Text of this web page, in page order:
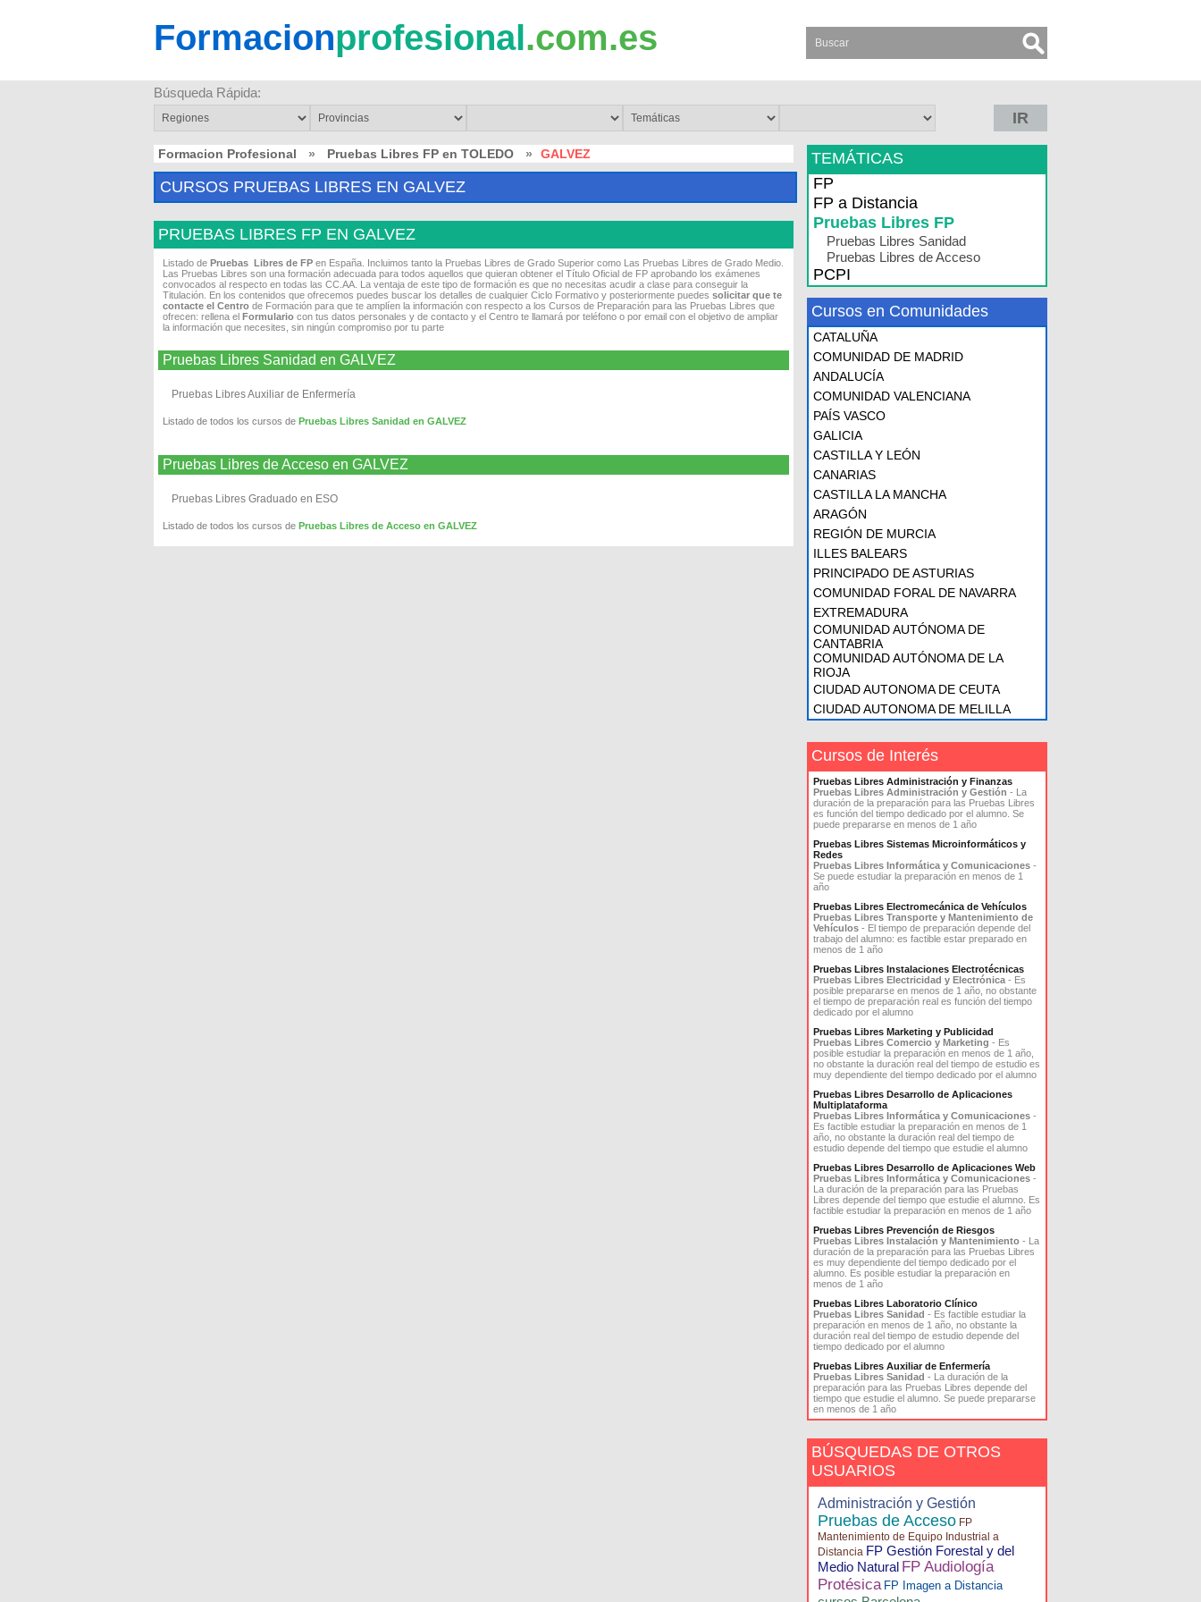
Formacionprofesional.com.es
Búsqueda Rápida:
IR
Formacion Profesional » Pruebas Libres FP en TOLEDO » GALVEZ
CURSOS PRUEBAS LIBRES EN GALVEZ
PRUEBAS LIBRES FP EN GALVEZ
Listado de Pruebas Libres de FP en España. Incluimos tanto la Pruebas Libres de Grado Superior como Las Pruebas Libres de Grado Medio.
Las Pruebas Libres son una formación adecuada para todos aquellos que quieran obtener el Título Oficial de FP aprobando los exámenes
convocados al respecto en todas las CC.AA. La ventaja de este tipo de formación es que no necesitas acudir a clase para conseguir la
Titulación. En los contenidos que ofrecemos puedes buscar los detalles de cualquier Ciclo Formativo y posteriormente puedes solicitar que te
contacte el Centro de Formación para que te amplíen la información con respecto a los Cursos de Preparación para las Pruebas Libres que
ofrecen: rellena el Formulario con tus datos personales y de contacto y el Centro te llamará por teléfono o por email con el objetivo de ampliar
la información que necesites, sin ningún compromiso por tu parte
Pruebas Libres Sanidad en GALVEZ
Pruebas Libres Auxiliar de Enfermería
Listado de todos los cursos de Pruebas Libres Sanidad en GALVEZ
Pruebas Libres de Acceso en GALVEZ
Pruebas Libres Graduado en ESO
Listado de todos los cursos de Pruebas Libres de Acceso en GALVEZ
TEMÁTICAS
FP
FP a Distancia
Pruebas Libres FP
Pruebas Libres Sanidad
Pruebas Libres de Acceso
PCPI
Cursos en Comunidades
CATALUÑA
COMUNIDAD DE MADRID
ANDALUCÍA
COMUNIDAD VALENCIANA
PAÍS VASCO
GALICIA
CASTILLA Y LEÓN
CANARIAS
CASTILLA LA MANCHA
ARAGÓN
REGIÓN DE MURCIA
ILLES BALEARS
PRINCIPADO DE ASTURIAS
COMUNIDAD FORAL DE NAVARRA
EXTREMADURA
COMUNIDAD AUTÓNOMA DE
CANTABRIA
COMUNIDAD AUTÓNOMA DE LA
RIOJA
CIUDAD AUTONOMA DE CEUTA
CIUDAD AUTONOMA DE MELILLA
Cursos de Interés
Pruebas Libres Administración y Finanzas
Pruebas Libres Administración y Gestión - La
duración de la preparación para las Pruebas Libres
es función del tiempo dedicado por el alumno. Se
puede prepararse en menos de 1 año
Pruebas Libres Sistemas Microinformáticos y
Redes
Pruebas Libres Informática y Comunicaciones -
Se puede estudiar la preparación en menos de 1
año
Pruebas Libres Electromecánica de Vehículos
Pruebas Libres Transporte y Mantenimiento de
Vehículos - El tiempo de preparación depende del
trabajo del alumno: es factible estar preparado en
menos de 1 año
Pruebas Libres Instalaciones Electrotécnicas
Pruebas Libres Electricidad y Electrónica - Es
posible prepararse en menos de 1 año, no obstante
el tiempo de preparación real es función del tiempo
dedicado por el alumno
Pruebas Libres Marketing y Publicidad
Pruebas Libres Comercio y Marketing - Es
posible estudiar la preparación en menos de 1 año,
no obstante la duración real del tiempo de estudio es
muy dependiente del tiempo dedicado por el alumno
Pruebas Libres Desarrollo de Aplicaciones
Multiplataforma
Pruebas Libres Informática y Comunicaciones -
Es factible estudiar la preparación en menos de 1
año, no obstante la duración real del tiempo de
estudio depende del tiempo que estudie el alumno
Pruebas Libres Desarrollo de Aplicaciones Web
Pruebas Libres Informática y Comunicaciones -
La duración de la preparación para las Pruebas
Libres depende del tiempo que estudie el alumno. Es
factible estudiar la preparación en menos de 1 año
Pruebas Libres Prevención de Riesgos
Pruebas Libres Instalación y Mantenimiento - La
duración de la preparación para las Pruebas Libres
es muy dependiente del tiempo dedicado por el
alumno. Es posible estudiar la preparación en
menos de 1 año
Pruebas Libres Laboratorio Clínico
Pruebas Libres Sanidad - Es factible estudiar la
preparación en menos de 1 año, no obstante la
duración real del tiempo de estudio depende del
tiempo dedicado por el alumno
Pruebas Libres Auxiliar de Enfermería
Pruebas Libres Sanidad - La duración de la
preparación para las Pruebas Libres depende del
tiempo que estudie el alumno. Se puede prepararse
en menos de 1 año
BÚSQUEDAS DE OTROS
USUARIOS
Administración y Gestión
Pruebas de Acceso FP
Mantenimiento de Equipo Industrial a
Distancia FP Gestión Forestal y del
Medio Natural FP Audiología
Protésica FP Imagen a Distancia